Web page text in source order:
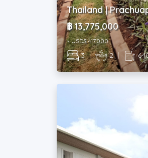
Thailand |
฿ 13,775,000
~ USD$ 417,000
3 | 2 |